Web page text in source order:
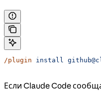
/plugin install
Если Claude Code